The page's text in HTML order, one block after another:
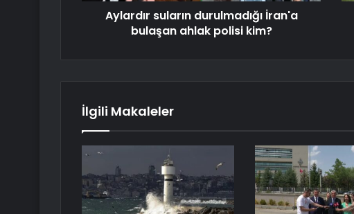
Aylardır suların durulmadığı İran'a
bulaşan ahlak polisi kim?
İlgili Makaleler